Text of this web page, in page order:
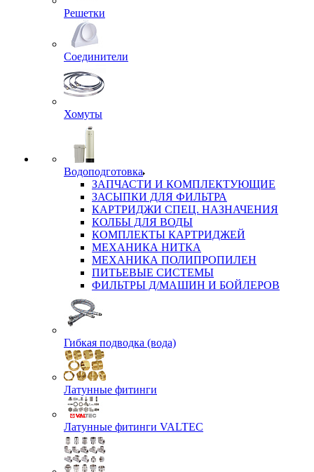
Решетки
Соединители
Хомуты
Водоподготовка
ЗАПЧАСТИ И КОМПЛЕКТУЮЩИЕ
ЗАСЫПКИ ДЛЯ ФИЛЬТРА
КАРТРИДЖИ СПЕЦ. НАЗНАЧЕНИЯ
КОЛБЫ ДЛЯ ВОДЫ
КОМПЛЕКТЫ КАРТРИДЖЕЙ
МЕХАНИКА НИТКА
МЕХАНИКА ПОЛИПРОПИЛЕН
ПИТЬЕВЫЕ СИСТЕМЫ
ФИЛЬТРЫ Д/МАШИН И БОЙЛЕРОВ
Гибкая подводка (вода)
Латунные фитинги
Латунные фитинги VALTEC